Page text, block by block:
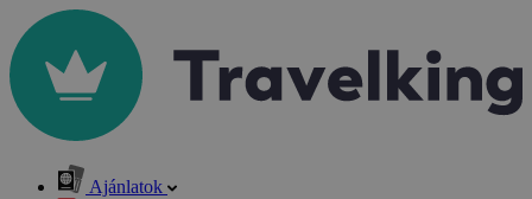
Ajánlatok